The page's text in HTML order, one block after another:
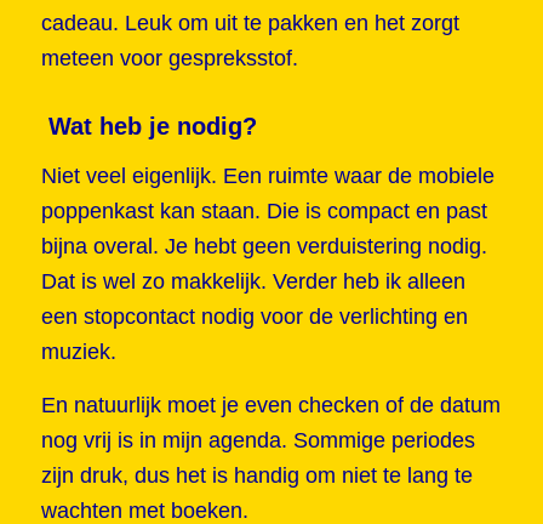
cadeau. Leuk om uit te pakken en het zorgt
meteen voor gespreksstof.
Wat heb je nodig?
Niet veel eigenlijk. Een ruimte waar de mobiele
poppenkast kan staan. Die is compact en past
bijna overal. Je hebt geen verduistering nodig.
Dat is wel zo makkelijk. Verder heb ik alleen
een stopcontact nodig voor de verlichting en
muziek.
En natuurlijk moet je even checken of de datum
nog vrij is in mijn agenda. Sommige periodes
zijn druk, dus het is handig om niet te lang te
wachten met boeken.